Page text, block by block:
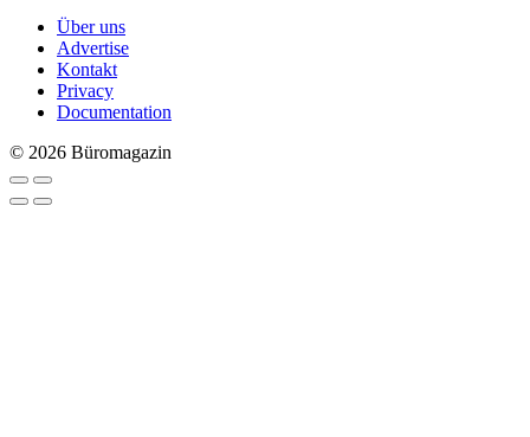
Über uns
Advertise
Kontakt
Privacy
Documentation
© 2026 Büromagazin